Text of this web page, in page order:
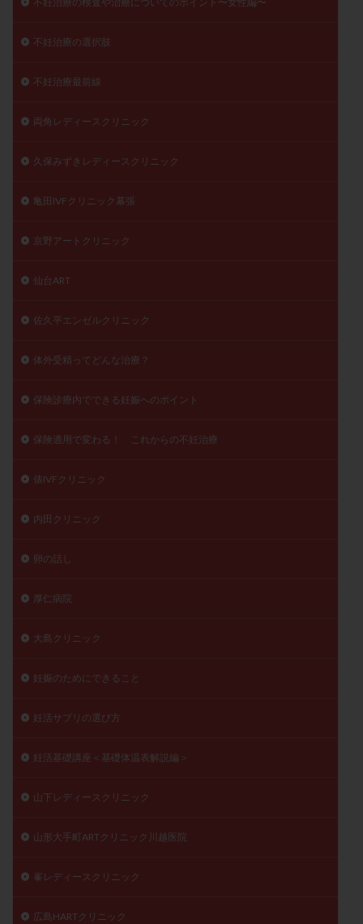
不妊治療の選択肢
不妊治療最前線
両角レディースクリニック
久保みずきレディースクリニック
亀田IVFクリニック幕張
京野アートクリニック
仙台ART
佐久平エンゼルクリニック
体外受精ってどんな治療？
保険診療内でできる妊娠へのポイント
保険適用で変わる！ これからの不妊治療
俵IVFクリニック
内田クリニック
卵の話し
厚仁病院
大島クリニック
妊娠のためにできること
妊活サプリの選び方
妊活基礎講座＜基礎体温表解説編＞
山下レディースクリニック
山形大手町ARTクリニック川越医院
峯レディースクリニック
広島HARTクリニック